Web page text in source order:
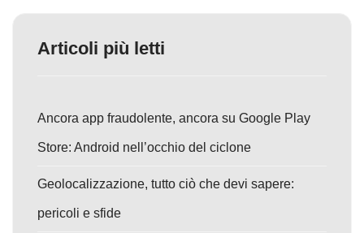
Articoli più letti
Ancora app fraudolente, ancora su Google Play
Store: Android nell’occhio del ciclone
Geolocalizzazione, tutto ciò che devi sapere:
pericoli e sfide